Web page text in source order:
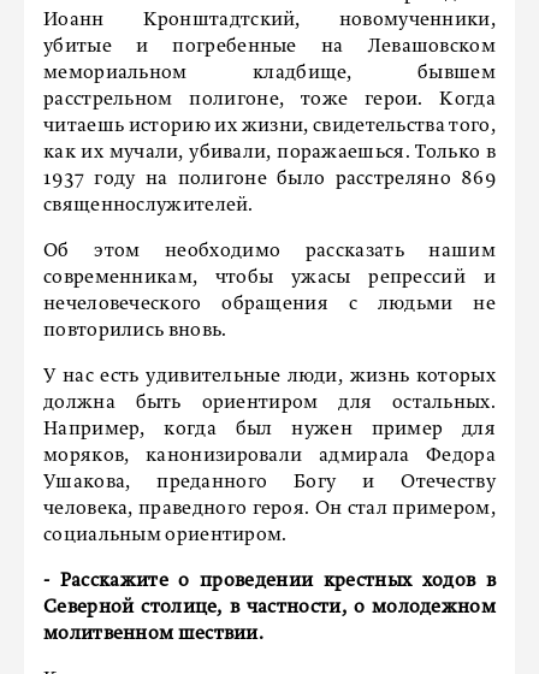
Иоанн Кронштадтский, новомученники,
убитые и погребенные на Левашовском
мемориальном кладбище, бывшем
расстрельном полигоне, тоже герои. Когда
читаешь историю их жизни, свидетельства того,
как их мучали, убивали, поражаешься. Только в
1937 году на полигоне было расстреляно 869
священнослужителей.
Об этом необходимо рассказать нашим
современникам, чтобы ужасы репрессий и
нечеловеческого обращения с людьми не
повторились вновь.
У нас есть удивительные люди, жизнь которых
должна быть ориентиром для остальных.
Например, когда был нужен пример для
моряков, канонизировали адмирала Федора
Ушакова, преданного Богу и Отечеству
человека, праведного героя. Он стал примером,
социальным ориентиром.
- Расскажите о проведении крестных ходов в
Северной столице, в частности, о молодежном
молитвенном шествии.